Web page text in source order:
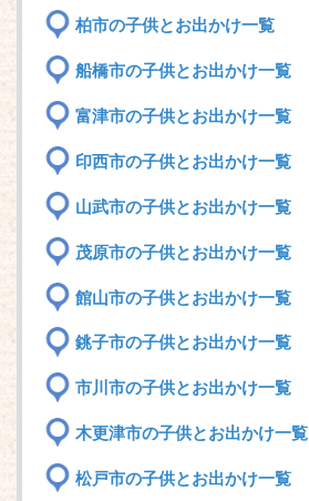
柏市の子供とお出かけ一覧
船橋市の子供とお出かけ一覧
富津市の子供とお出かけ一覧
印西市の子供とお出かけ一覧
山武市の子供とお出かけ一覧
茂原市の子供とお出かけ一覧
館山市の子供とお出かけ一覧
銚子市の子供とお出かけ一覧
市川市の子供とお出かけ一覧
木更津市の子供とお出かけ一覧
松戸市の子供とお出かけ一覧